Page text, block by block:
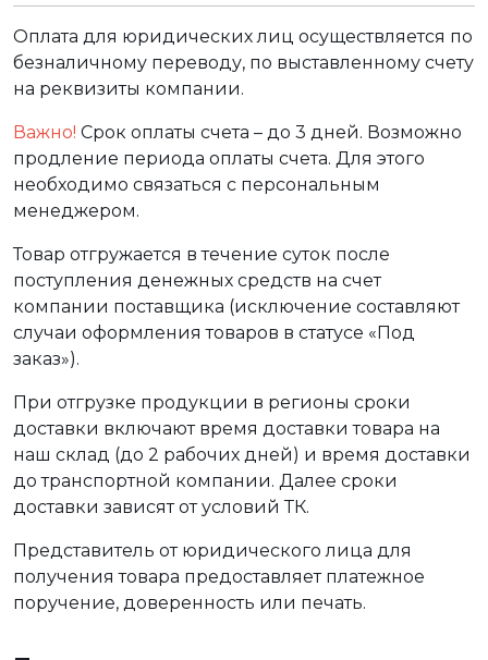
Оплата для юридических лиц осуществляется по
безналичному переводу, по выставленному счету
на реквизиты компании.
Важно! Срок оплаты счета – до 3 дней. Возможно
продление периода оплаты счета. Для этого
необходимо связаться с персональным
менеджером.
Товар отгружается в течение суток после
поступления денежных средств на счет
компании поставщика (исключение составляют
случаи оформления товаров в статусе «Под
заказ»).
При отгрузке продукции в регионы сроки
доставки включают время доставки товара на
наш склад (до 2 рабочих дней) и время доставки
до транспортной компании. Далее сроки
доставки зависят от условий ТК.
Представитель от юридического лица для
получения товара предоставляет платежное
поручение, доверенность или печать.